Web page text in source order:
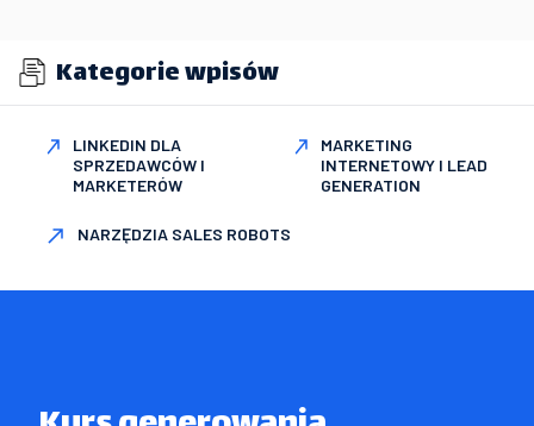
Kategorie wpisów
LINKEDIN DLA
SPRZEDAWCÓW I
MARKETERÓW
MARKETING
INTERNETOWY I LEAD
GENERATION
NARZĘDZIA SALES ROBOTS